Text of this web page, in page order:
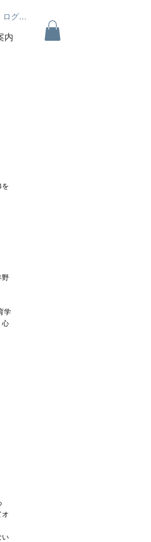
内
ログイン
を
野
学
心
オ
い